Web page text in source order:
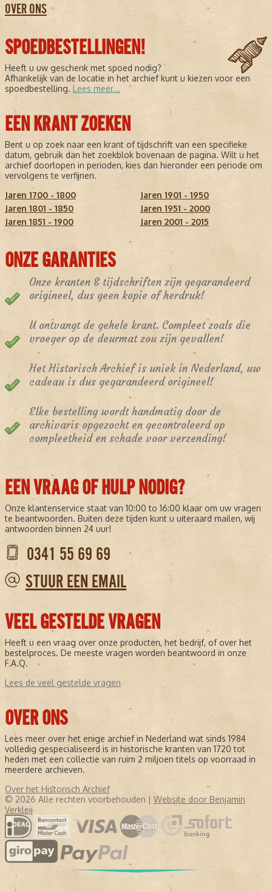
OVER ONS
SPOEDBESTELLINGEN!
Heeft u uw geschenk met spoed nodig?
Afhankelijk van de locatie in het archief kunt u kiezen voor een
spoedbestelling. Lees meer...
EEN KRANT ZOEKEN
Bent u op zoek naar een krant of tijdschrift van een specifieke
datum, gebruik dan het zoekblok bovenaan de pagina. Wilt u het
archief doorlopen in perioden, kies dan hieronder een periode om
vervolgens te verfijnen.
Jaren 1700 - 1800
Jaren 1801 - 1850
Jaren 1851 - 1900
Jaren 1901 - 1950
Jaren 1951 - 2000
Jaren 2001 - 2015
ONZE GARANTIES
Onze kranten & tijdschriften zijn gegarandeerd
origineel, dus geen kopie of herdruk!
U ontvangt de gehele krant. Compleet zoals die
vroeger op de deurmat zou zijn gevallen!
Het Historisch Archief is uniek in Nederland, uw
cadeau is dus gegarandeerd origineel!
Elke bestelling wordt handmatig door de
archivaris opgezocht en gecontroleerd op
compleetheid en schade voor verzending!
EEN VRAAG OF HULP NODIG?
Onze klantenservice staat van 10:00 to 16:00 klaar om uw vragen
te beantwoorden. Buiten deze tijden kunt u uiteraard mailen, wij
antwoorden binnen 24 uur!
0341 55 69 69
STUUR EEN EMAIL
VEEL GESTELDE VRAGEN
Heeft u een vraag over onze producten, het bedrijf, of over het
bestelproces. De meeste vragen worden beantwoord in onze
F.A.Q.
Lees de veel gestelde vragen
OVER ONS
Lees meer over het enige archief in Nederland wat sinds 1984
volledig gespecialiseerd is in historische kranten van 1720 tot
heden met een collectie van ruim 2 miljoen titels op voorraad in
meerdere archieven.
Over het Historisch Archief
© 2026 Alle rechten voorbehouden | Website door Benjamin
Verkleij